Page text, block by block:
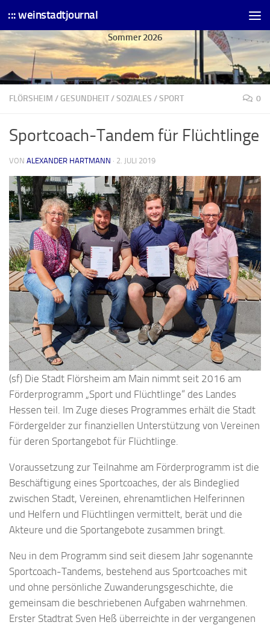
Skip to content
::: weinstadtjournal
Sommer 2026
FLÖRSHEIM / GESUNDHEIT/SOZIALES /SPORT 0
Sportcoach-Tandem für Flüchtlinge
VON ALEXANDER HARTMANN · 2. JULI 2019
(sf) Die Stadt Flörsheim am Main nimmt seit 2016 am
Förderprogramm „Sport und Flüchtlinge“ des Landes
Hessen teil. Im Zuge dieses Programmes erhält die Stadt
Fördergelder zur finanziellen Unterstützung von Vereinen
für deren Sportangebot für Flüchtlinge.
Voraussetzung zur Teilnahme am Förderprogramm ist die
Beschäftigung eines Sportcoaches, der als Bindeglied
zwischen Stadt, Vereinen, ehrenamtlichen Helferinnen
und Helfern und Flüchtlingen vermittelt, berät und die
Akteure und die Sportangebote zusammen bringt.
Neu in dem Programm sind seit diesem Jahr sogenannte
Sportcoach-Tandems, bestehend aus Sportcoaches mit
und ohne persönliche Zuwanderungsgeschichte, die
gemeinsam die beschriebenen Aufgaben wahrnehmen.
Erster Stadtrat Sven Heß überreichte in der vergangenen